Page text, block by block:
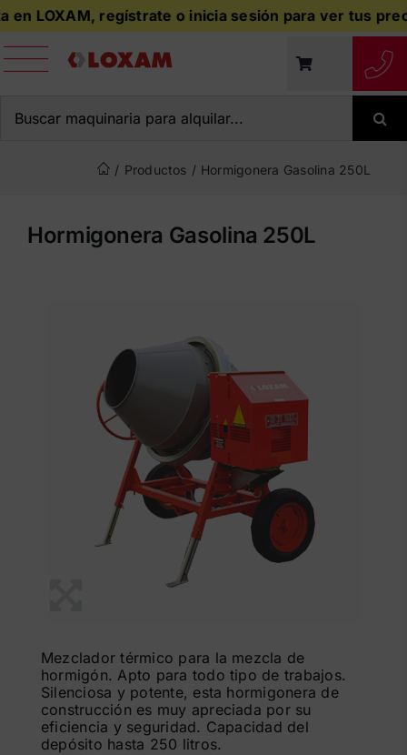
Saltar
al
contenido
LOXAM, regístrate o inicia sesión para ver tus
/ Productos / Hormigonera Gasolina 250L
Hormigonera Gasolina 250L
Mezclador térmico para la mezcla de
hormigón. Apto para todo tipo de trabajos.
Silenciosa y potente, esta hormigonera de
construcción es muy apreciada por su
eficiencia y seguridad. Capacidad del
depósito hasta 250 litros.